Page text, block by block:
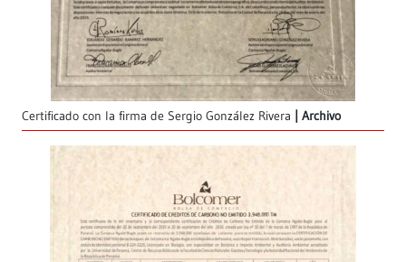
Certificado con la firma de Sergio González Rivera Archivo